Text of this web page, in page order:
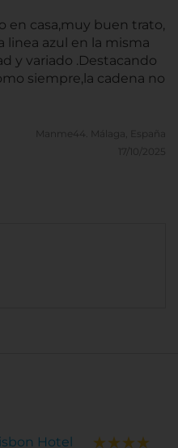
en casa,muy buen trato,
y variado .Destacando
siempre,la cadena no
Manme44.
Málaga, España
17/10/2025
Hotel